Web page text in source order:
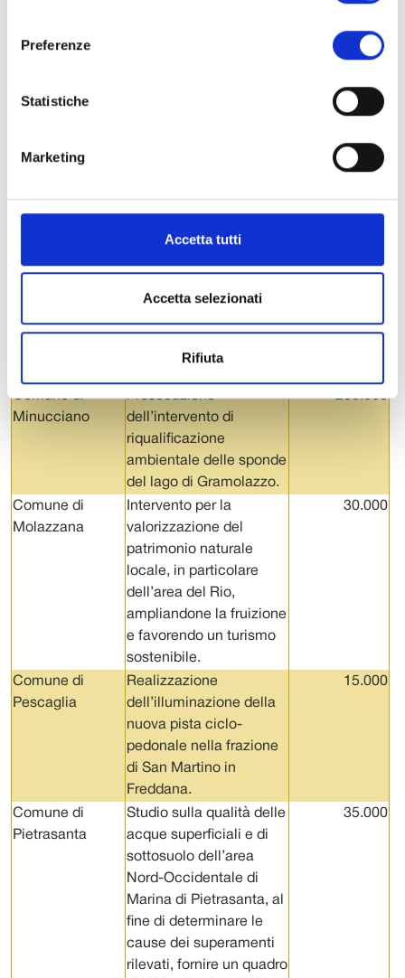
Preferenze
Statistiche
Marketing
Accetta tutti
Accetta selezionati
Rifiuta
inaccessibile e
accedere al fiume
Serchio.
Comune di
Interventi di recupero
naturalistica del sentiero
denominato ‘Buca delle
fate’ in località Piano di
30.000
Comune di
Minucciano
Prosecuzione
dell’intervento di
riqualificazione
ambientale delle sponde
del lago di Gramolazzo.
200.000
Comune di
Molazzana
Intervento per la
valorizzazione del
patrimonio naturale
locale, in particolare
dell’area del Rio,
ampliandone la fruizione
e favorendo un turismo
sostenibile.
30.000
Comune di
Pescaglia
Realizzazione
dell’illuminazione della
nuova pista ciclo-
pedonale nella frazione
di San Martino in
Freddana.
15.000
Comune di
Pietrasanta
Studio sulla qualità delle
acque superficiali e di
sottosuolo dell’area
Nord-Occidentale di
Marina di Pietrasanta, al
fine di determinare le
cause dei superamenti
rilevati, fornire un quadro
35.000